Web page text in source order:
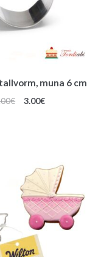
muna 6 cm
€
Algne
3.00€Praegune